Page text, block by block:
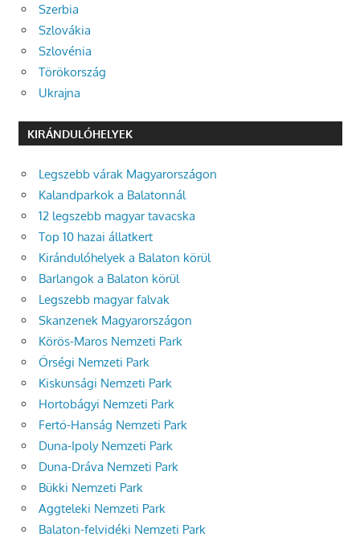
Szerbia
Szlovákia
Szlovénia
Törökország
Ukrajna
KIRÁNDULÓHELYEK
Legszebb várak Magyarországon
Kalandparkok a Balatonnál
12 legszebb magyar tavacska
Top 10 hazai állatkert
Kirándulóhelyek a Balaton körül
Barlangok a Balaton körül
Legszebb magyar falvak
Skanzenek Magyarországon
Körös-Maros Nemzeti Park
Őrségi Nemzeti Park
Kiskunsági Nemzeti Park
Hortobágyi Nemzeti Park
Fertő-Hanság Nemzeti Park
Duna-Ipoly Nemzeti Park
Duna-Dráva Nemzeti Park
Bükki Nemzeti Park
Aggteleki Nemzeti Park
Balaton-felvidéki Nemzeti Park